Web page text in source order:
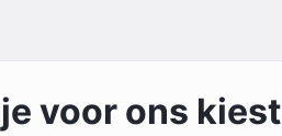
voor ons kiest